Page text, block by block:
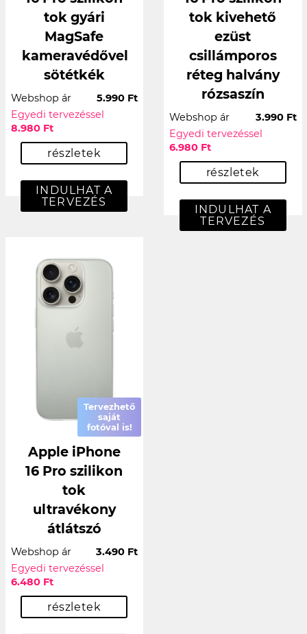
tok gyári
MagSafe
kameravédővel
sötétkék
Webshop ár
5.990 Ft
Egyedi tervezéssel
8.980 Ft
részletek
INDULHAT A
TERVEZÉS
tok kivehető
ezüst
csillámporos
réteg halvány
rózsaszín
Webshop ár
3.990 Ft
Egyedi tervezéssel
6.980 Ft
részletek
INDULHAT A
TERVEZÉS
Tervezhető
saját
fotóval is!
Apple iPhone
16 Pro szilikon
tok
ultravékony
átlátszó
Webshop ár
3.490 Ft
Egyedi tervezéssel
6.480 Ft
részletek